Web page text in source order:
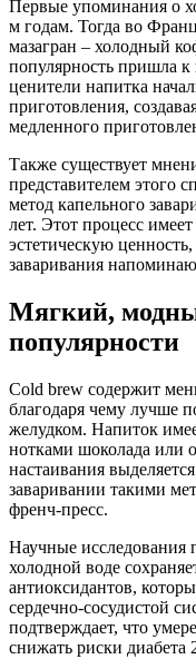
Первые упоминания о
м годам. Тогда во
мазагран – холодный
популярность пришла
ценители напитка
приготовления,
медленного
Также существует
представителем этого
метод капельного
лет. Этот процесс
эстетическую
заваривания
Мягкий,
популярности
Cold brew содержит
благодаря чему лучше
желудком. Напиток
нотками шоколада или
настаивания
заваривании такими
френч-пресс.
Научные исследования
холодной воде
антиоксидантов,
сердечно-сосудистой
подтверждает, что
снижать риски диабета